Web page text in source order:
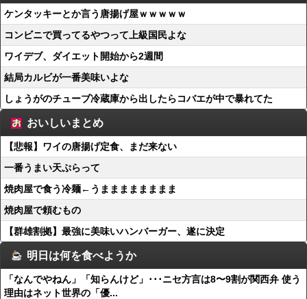
ケンタッキーとか言う唐揚げ屋ｗｗｗｗｗ
コンビニで買ってるやつって上級国民よな
ワイデブ、ダイエット開始から2週間
結局カルビが一番美味いよな
しょうがのチューブ冷蔵庫から出したらコバエが中で暴れてた
おいしいまとめ
【悲報】ワイの唐揚げ定食、まだ来ない
一番うまい天ぷらって
焼肉屋で食う冷麺←うまままままままま
焼肉屋で頼むもの
【群雄割拠】最強に美味いハンバーガー、遂に決定
明日は何を食べようか
「なんでやねん」「知らんけど」･･･ニセ方言は8〜9割が関西弁 使う
理由はネット世界の「優...